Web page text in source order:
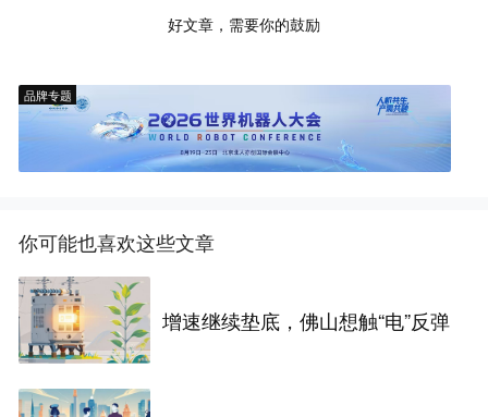
好文章，需要你的鼓励
品牌专题
你可能也喜欢这些文章
增速继续垫底，佛山想触“电”反弹